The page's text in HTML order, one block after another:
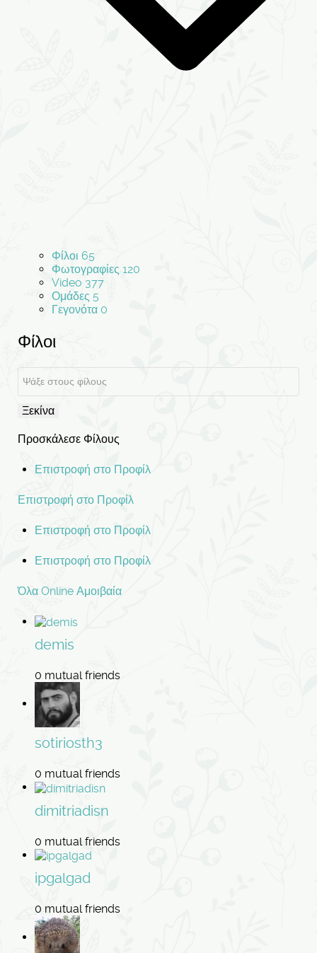
Φίλοι 65
Φωτογραφίες 120
Video 377
Ομάδες 5
Γεγονότα 0
Φίλοι
Ξεκίνα
Προσκάλεσε Φίλους
Επιστροφή στο Προφίλ
Επιστροφή στο Προφίλ
Επιστροφή στο Προφίλ
Επιστροφή στο Προφίλ
Όλα Online Αμοιβαία
demis
0 mutual friends
sotiriosth3
0 mutual friends
dimitriadisn
0 mutual friends
ipgalgad
0 mutual friends